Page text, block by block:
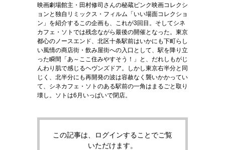
映画劇場館主・田村修司さんの秘蔵ピンク映画コレクシ
ョンと独自リミックス・フィルム「いい場面コレクショ
ン」を紹介するこの企画も、これが3回目。そしてシネ
カフェ・ソトでは残念ながら最後の開催となった。東京
都心のノースエンド、北区十条駅前はいかにも下町らし
い風情の商店街・飲み屋街への入口として、駅を降り立
った瞬間「あ～ここ住みやすそう！」と、だれしもがじ
んわり肌で感じるヘヴンズドア。しかし東京右半分と同
じく、北半分にも再開発の波は容赦なく襲いかかってい
て、シネカフェ・ソトのある駅前の一角はまるごと取り
壊し。ソトは6月いっぱいで閉店。
この記事は、ログインすることでご覧
いただけます。